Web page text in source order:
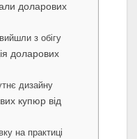
доларових
з обігу
доларових
дизайну
купюр від
на практиці